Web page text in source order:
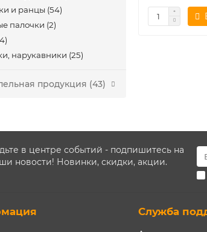
и ранцы (54)
палочки (2)
нарукавники (25)
продукция (43)
в центре событий - подпишитесь на
новости! Новинки, скидки, акции.
Служба